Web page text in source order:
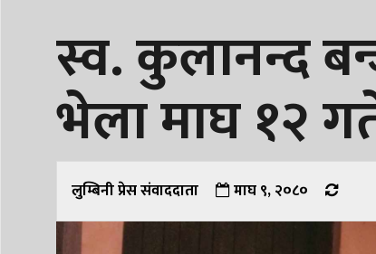
# प्रतिनिधि सभा
स्व. कुलानन्द
भेला माघ १२
लुम्बिनी प्रेस संवाददाता माघ ९, २०८०